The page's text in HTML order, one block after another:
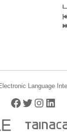
Language
Facebook
Twitter